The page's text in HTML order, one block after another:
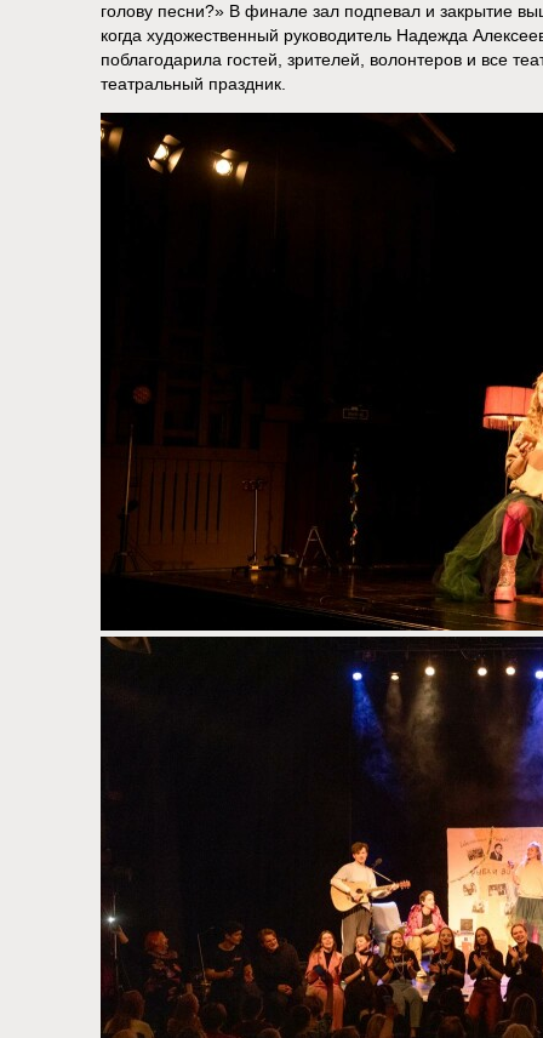
голову песни?» В финале зал подпевал и закрытие
когда художественный руководитель Надежда
поблагодарила гостей, зрителей, волонтеров и все
театральный праздник.